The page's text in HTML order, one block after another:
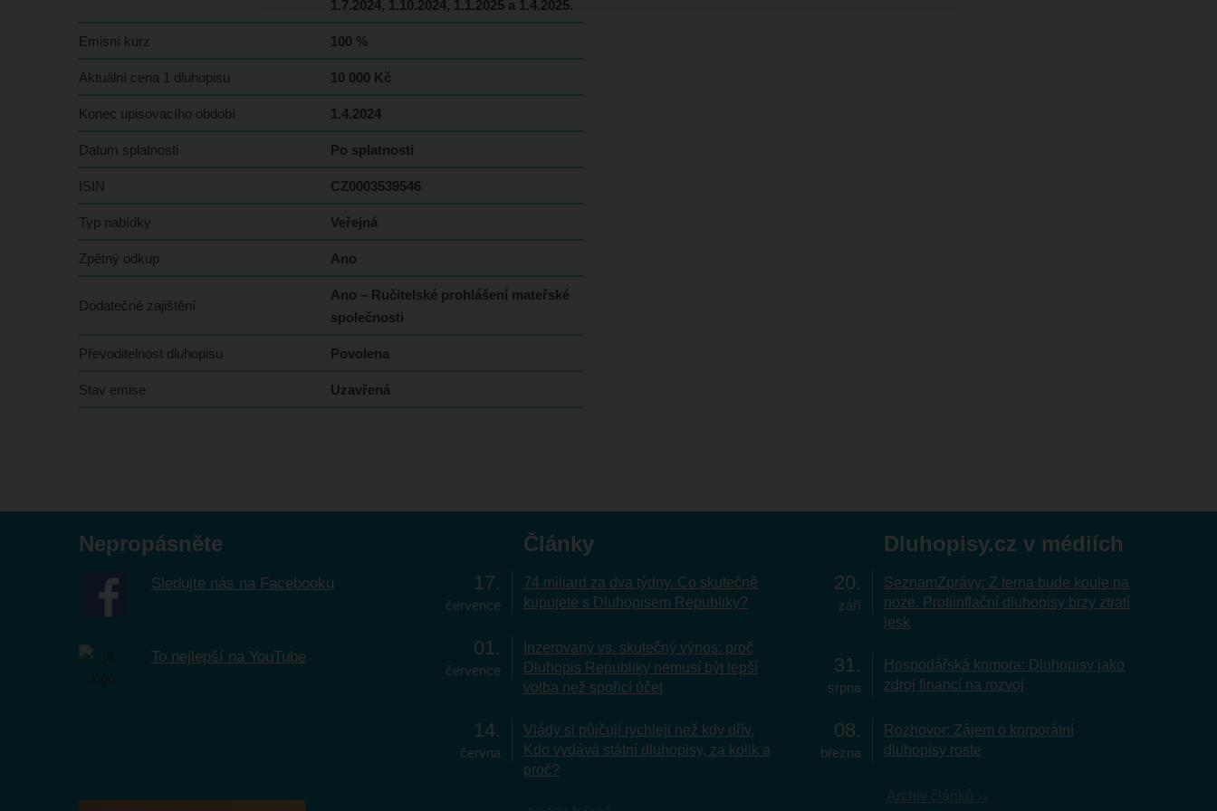
1.7.2024, 1.10.2024, 1.1.2025 a 1.4.2025.
Emisní kurz 100 %
Aktuální cena 1 dluhopisu 10 000 Kč
Konec upisovacího období 1.4.2024
Datum splatnosti Po splatnosti
ISIN CZ0003539546
Typ nabídky Veřejná
Zpětný odkup Ano
Dodatečné zajištění
Ano – Ručitelské prohlášení mateřské
společnosti
Převoditelnost dluhopisu Povolena
Stav emise Uzavřená
Nepropásněte
Sledujte nás na Facebooku
To nejlepší na YouTube
Články
17
července
74 miliard za dva týdny. Co skutečně
kupujete s Dluhopisem Republiky?
01
července
Inzerovaný vs. skutečný výnos: proč
Dluhopis Republiky nemusí být lepší
volba než spořicí účet
14
června
Vlády si půjčují rychleji než kdy dřív.
Kdo vydává státní dluhopisy, za kolik a
proč?
Dluhopisy.cz v médiích
20
září
SeznamZprávy: Z terna bude koule na
noze. Protiinflační dluhopisy brzy ztratí
lesk
31
srpna
Hospodářská komora: Dluhopisy jako
zdroj financí na rozvoj
08
března
Rozhovor: Zájem o korporátní
dluhopisy roste